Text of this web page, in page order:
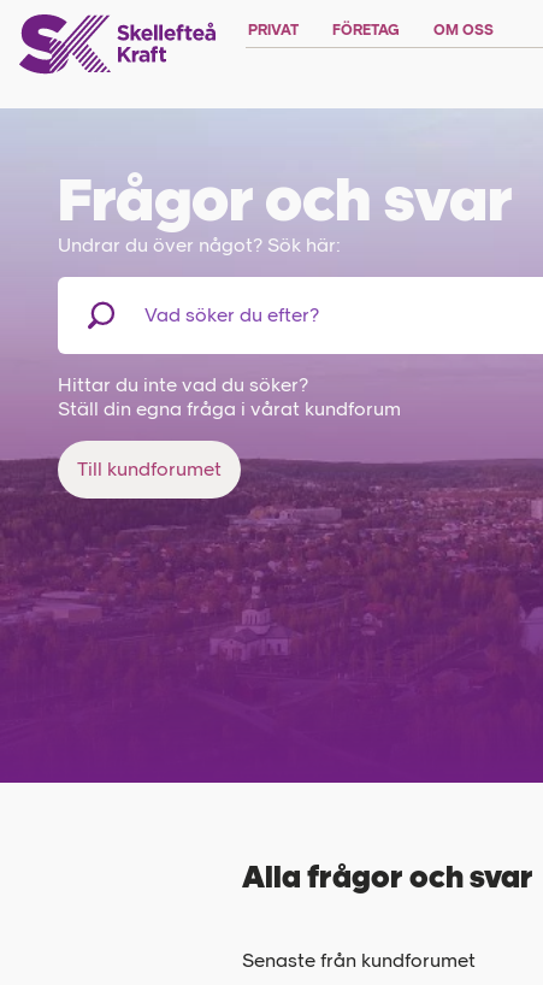
PRIVAT FÖRETAG OM OSS
Frågor och svar
Undrar du över något? Sök här:
Hittar du inte vad du söker?
Ställ din egna fråga i vårat kundforum
Till kundforumet
Alla frågor och svar
Senaste från kundforumet